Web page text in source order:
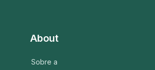
About
Sobre a